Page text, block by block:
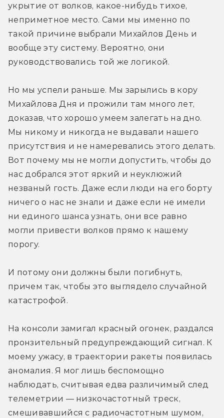
укрытие от волков, какое-нибудь тихое,
неприметное место. Сами мы именно по
такой причине выбрали Михайлов День и
вообще эту систему. Вероятно, они
руководствовались той же логикой.
Но мы успели раньше. Мы зарылись в кору
Михайлова Дня и прожили там много лет,
доказав, что хорошо умеем залегать на дно.
Мы никому и никогда не выдавали нашего
присутствия и не намеревались этого делать.
Вот почему мы не могли допустить, чтобы до
нас добрался этот яркий и неуклюжий
незваный гость. Даже если люди на его борту
ничего о нас не знали и даже если не имели
ни единого шанса узнать, они все равно
могли привести волков прямо к нашему
порогу.
И потому они должны были погибнуть,
причем так, чтобы это выглядело случайной
катастрофой.
На консоли замигал красный огонек, раздался
пронзительный предупреждающий сигнал. К
моему ужасу, в траектории ракеты появилась
аномалия. Я мог лишь беспомощно
наблюдать, считывая едва различимый след
телеметрии — низкочастотный треск,
смешивавшийся с радиочастотным шумом,